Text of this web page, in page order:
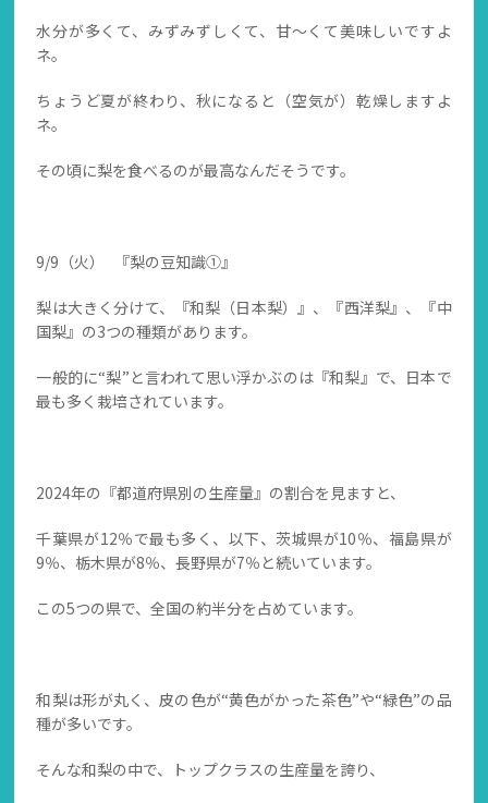
水分が多くて、みずみずしくて、甘～くて美味しいですよ
ネ。
ちょうど夏が終わり、秋になると（空気が）乾燥しますよ
ネ。
その頃に梨を食べるのが最高なんだそうです。
9/9（火） 『梨の豆知識①』
梨は大きく分けて、『和梨（日本梨）』、『西洋梨』、『中
国梨』の3つの種類があります。
一般的に“梨”と言われて思い浮かぶのは『和梨』で、日本で
最も多く栽培されています。
2024年の『都道府県別の生産量』の割合を見ますと、
千葉県が12％で最も多く、以下、茨城県が10％、福島県が
9％、栃木県が8％、長野県が7％と続いています。
この5つの県で、全国の約半分を占めています。
和梨は形が丸く、皮の色が“黄色がかった茶色”や“緑色”の品
種が多いです。
そんな和梨の中で、トップクラスの生産量を誇り、